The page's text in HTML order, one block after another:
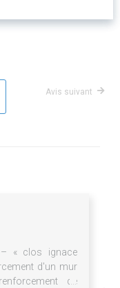
Avis suivant
– « clos ignace
d'un mur
de